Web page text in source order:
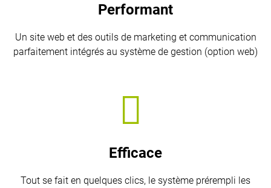
Performant
Un site web et des outils de marketing et communication
parfaitement intégrés au système de gestion (option web)
Efficace
Tout se fait en quelques clics, le système prérempli les